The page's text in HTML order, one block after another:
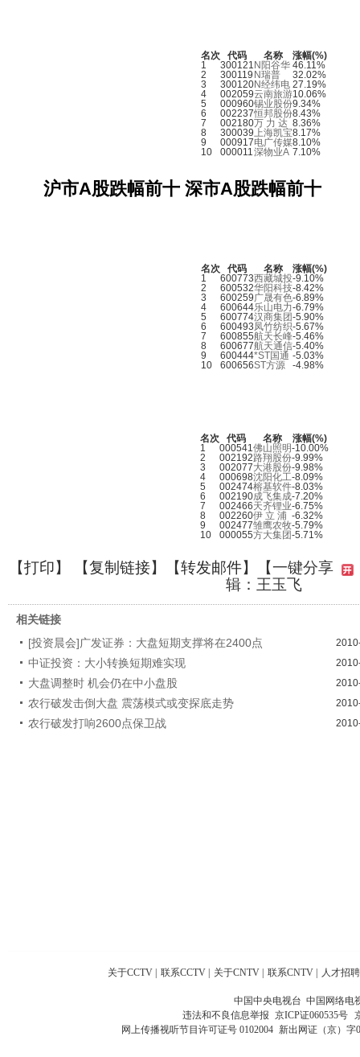
名次 代码 名称
涨幅(%)
1
300121 N阳谷华 46.11%
2
300119 N瑞普
32.02%
3
300120N经纬电 27.19%
4
002059云南旅游10.06%
5
000960锡业股份9.34%
6
002237恒邦股份8.43%
7
002180万 力 达 8.36%
8
300039上海凯宝8.17%
9
000917电广传媒8.10%
10
000011深物业A 7.10%
沪市A股跌幅前十 深市A股跌幅前十
名次 代码 名称
涨幅(%)
1
600773西藏城投-9.10%
2
600532华阳科技-8.42%
3
600259广晟有色-6.89%
4
600644乐山电力-6.79%
5
600774汉商集团-5.90%
6
600493凤竹纺织-5.67%
7
600855航天长峰-5.46%
8
600677航天通信-5.40%
9
600444*ST国通 -5.03%
10
600656ST方源 -4.98%
名次 代码 名称
涨幅(%)
1
000541佛山照明-10.00%
2
002192路翔股份-9.99%
3
002077大港股份-9.98%
4
000698沈阳化工-8.09%
5
002474榕基软件-8.03%
6
002190成飞集成-7.20%
7
002466天齐锂业-6.75%
8
002260伊 立 浦 -6.32%
9
002477雏鹰农牧-5.79%
10
000055方大集团-5.71%
【打印】 【复制链接】【转发邮件】
【一键分享
辑：王玉飞
相关链接
[投资晨会]广发证券：大盘短期支撑将在2400点
中证投资：大小转换短期难实现
大盘调整时 机会仍在中小盘股
农行破发击倒大盘 震荡模式或变探底走势
农行破发打响2600点保卫战
关于CCTV | 联系CCTV | 关于CNTV | 联系CNTV | 人才招聘
中国中央电视台 中国网络电
违法和不良信息举报 京ICP证060535号
网上传播视听节目许可证号 0102004 新出网证（京）